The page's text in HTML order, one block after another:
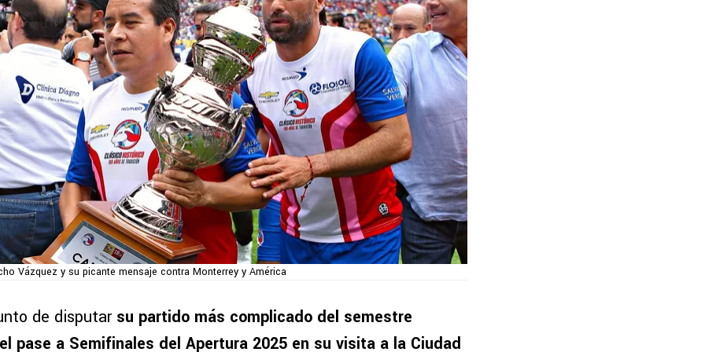
Vázquez y su picante mensaje contra Monterrey y América
de disputar su partido más complicado del semestre
pase a Semifinales del Apertura 2025 en su visita a la Ciudad